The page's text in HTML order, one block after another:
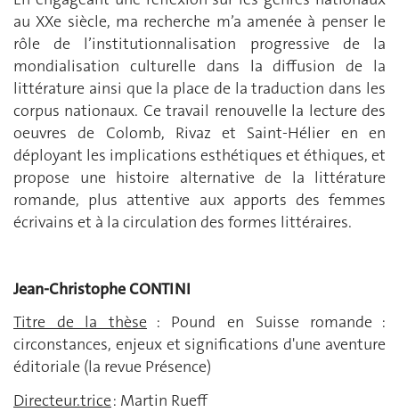
au XXe siècle, ma recherche m’a amenée à penser le
rôle de l’institutionnalisation progressive de la
mondialisation culturelle dans la diffusion de la
littérature ainsi que la place de la traduction dans les
corpus nationaux. Ce travail renouvelle la lecture des
oeuvres de Colomb, Rivaz et Saint-Hélier en en
déployant les implications esthétiques et éthiques, et
propose une histoire alternative de la littérature
romande, plus attentive aux apports des femmes
écrivains et à la circulation des formes littéraires.
Jean-Christophe CONTINI
Titre de la thèse : Pound en Suisse romande :
circonstances, enjeux et significations d'une aventure
éditoriale (la revue Présence)
Directeur.trice: Martin Rueff